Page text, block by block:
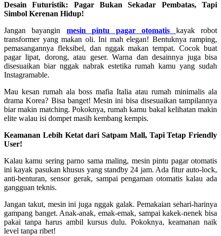
Desain Futuristik: Pagar Bukan Sekadar Pembatas, Tapi
Simbol Kerenan Hidup!
Jangan bayangin mesin pintu pagar otomatis
kayak robot
transformer yang makan oli. Ini mah elegan! Bentuknya ramping,
pemasangannya fleksibel, dan nggak makan tempat. Cocok buat
pagar lipat, dorong, atau geser. Warna dan desainnya juga bisa
disesuaikan biar nggak nabrak estetika rumah kamu yang sudah
Instagramable.
Mau kesan rumah ala boss mafia Italia atau rumah minimalis ala
drama Korea? Bisa banget! Mesin ini bisa disesuaikan tampilannya
biar makin matching. Pokoknya, rumah kamu bakal kelihatan makin
elite walau isi dompet masih kembang kempis.
Keamanan Lebih Ketat dari Satpam Mall, Tapi Tetap Friendly
User!
Kalau kamu sering parno sama maling, mesin pintu pagar otomatis
ini kayak pasukan khusus yang standby 24 jam. Ada fitur auto-lock,
anti-benturan, sensor gerak, sampai pengaman otomatis kalau ada
gangguan teknis.
Jangan takut, mesin ini juga nggak galak. Pemakaian sehari-harinya
gampang banget. Anak-anak, emak-emak, sampai kakek-nenek bisa
pakai tanpa harus ambil kursus dulu. Pokoknya, keamanan naik
level tanpa ribet!